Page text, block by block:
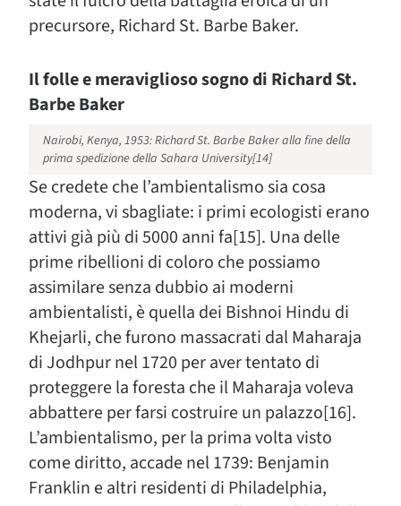
precursore, Richard St. Barbe Baker.
Il folle e meraviglioso sogno di Richard St.
Barbe Baker
Nairobi, Kenya, 1953: Richard St. Barbe Baker alla fine della
prima spedizione della Sahara University[14]
Se credete che l’ambientalismo sia cosa
moderna, vi sbagliate: i primi ecologisti erano
attivi già più di 5000 anni fa[15]. Una delle
prime ribellioni di coloro che possiamo
assimilare senza dubbio ai moderni
ambientalisti, è quella dei Bishnoi Hindu di
Khejarli, che furono massacrati dal Maharaja
di Jodhpur nel 1720 per aver tentato di
proteggere la foresta che il Maharaja voleva
abbattere per farsi costruire un palazzo[16].
L’ambientalismo, per la prima volta visto
come diritto, accade nel 1739: Benjamin
Franklin e altri residenti di Philadelphia,